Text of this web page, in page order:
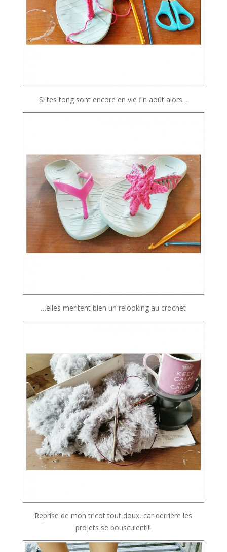
Si tes tong sont encore en vie fin août alors…
…elles meritent bien un relooking au crochet
Reprise de mon tricot tout doux, car derrière les
projets se bousculent!!!